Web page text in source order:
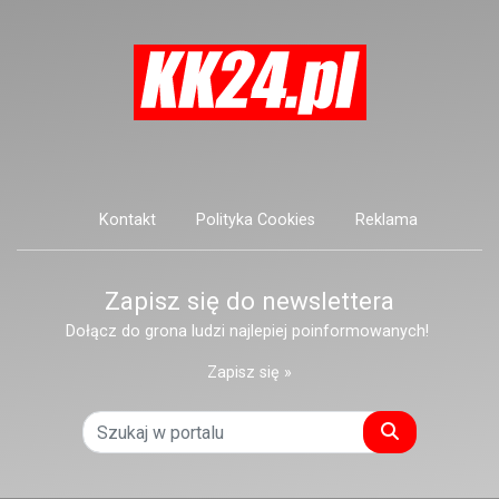
Kontakt Polityka Cookies Reklama
Zapisz się do newslettera
Dołącz do grona ludzi najlepiej poinformowanych!
Zapisz się »
Szukaj